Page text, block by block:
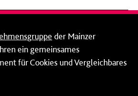
Bad
der Mainzer
ein gemeinsames
für Cookies und Vergleichbares